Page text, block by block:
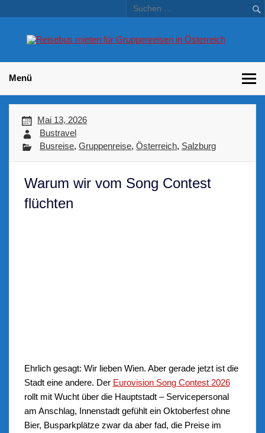
–
Menü
Mai 13, 2026
Bustravel
Busreise,Gruppenreise,Österreich, Salzburg
Warum wir vom Song Contest
flüchten
Ehrlich gesagt: Wir lieben Wien. Aber gerade jetzt ist die
Stadt eine andere. Der Eurovision Song Contest 2026
rollt mit Wucht über die Hauptstadt – Servicepersonal
am Anschlag, Innenstadt gefühlt ein Oktoberfest ohne
Bier, Busparkplätze zwar da aber fad, die Preise im